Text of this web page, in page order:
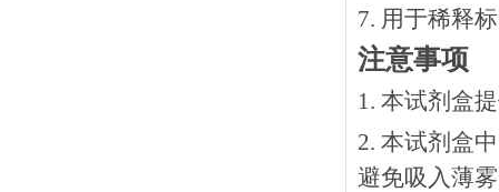
7. 用于稀释
注意事项
1. 本试剂盒
2. 本试剂盒
避免吸入薄